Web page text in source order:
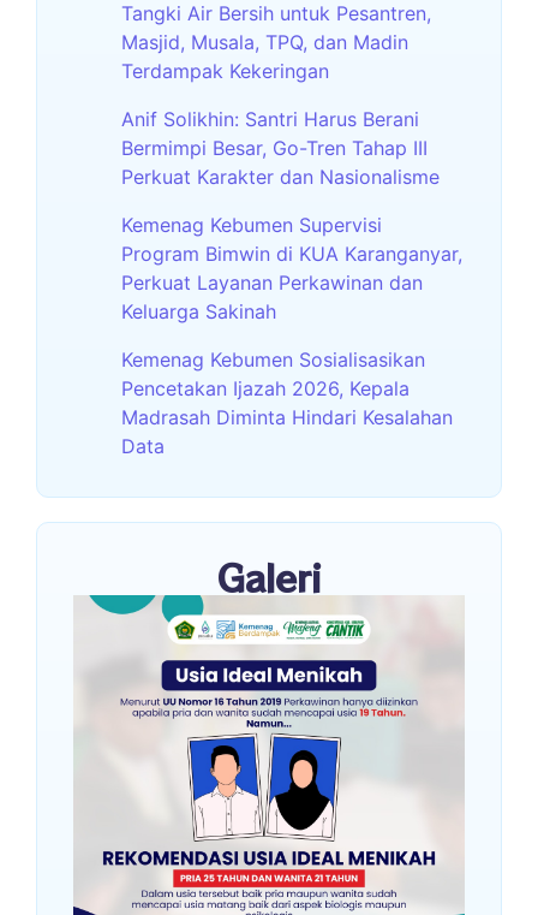
Tangki Air Bersih untuk Pesantren,
Masjid, Musala, TPQ, dan Madin
Terdampak Kekeringan
Anif Solikhin: Santri Harus Berani
Bermimpi Besar, Go-Tren Tahap III
Perkuat Karakter dan Nasionalisme
Kemenag Kebumen Supervisi
Program Bimwin di KUA Karanganyar,
Perkuat Layanan Perkawinan dan
Keluarga Sakinah
Kemenag Kebumen Sosialisasikan
Pencetakan Ijazah 2026, Kepala
Madrasah Diminta Hindari Kesalahan
Data
Galeri